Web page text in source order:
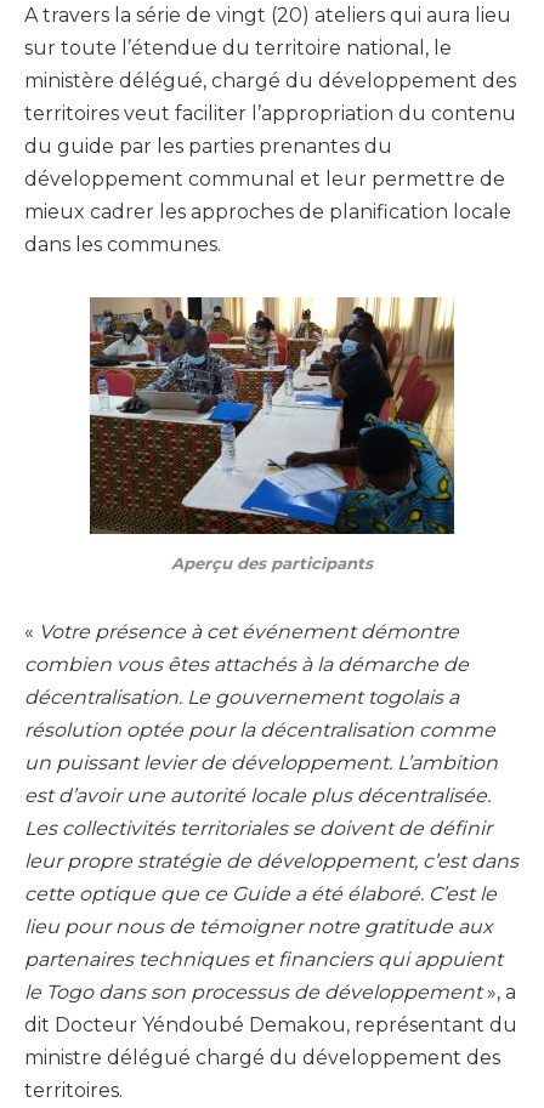
A travers la série de vingt (20) ateliers qui aura lieu
sur toute l’étendue du territoire national, le
ministère délégué, chargé du développement des
territoires veut faciliter l’appropriation du contenu
du guide par les parties prenantes du
développement communal et leur permettre de
mieux cadrer les approches de planification locale
dans les communes.
Aperçu des participants
« Votre présence à cet événement démontre
combien vous êtes attachés à la démarche de
décentralisation. Le gouvernement togolais a
résolution optée pour la décentralisation comme
un puissant levier de développement. L’ambition
est d’avoir une autorité locale plus décentralisée.
Les collectivités territoriales se doivent de définir
leur propre stratégie de développement, c’est dans
cette optique que ce Guide a été élaboré. C’est le
lieu pour nous de témoigner notre gratitude aux
partenaires techniques et financiers qui appuient
le Togo dans son processus de développement», a
dit Docteur Yéndoubé Demakou, représentant du
ministre délégué chargé du développement des
territoires.